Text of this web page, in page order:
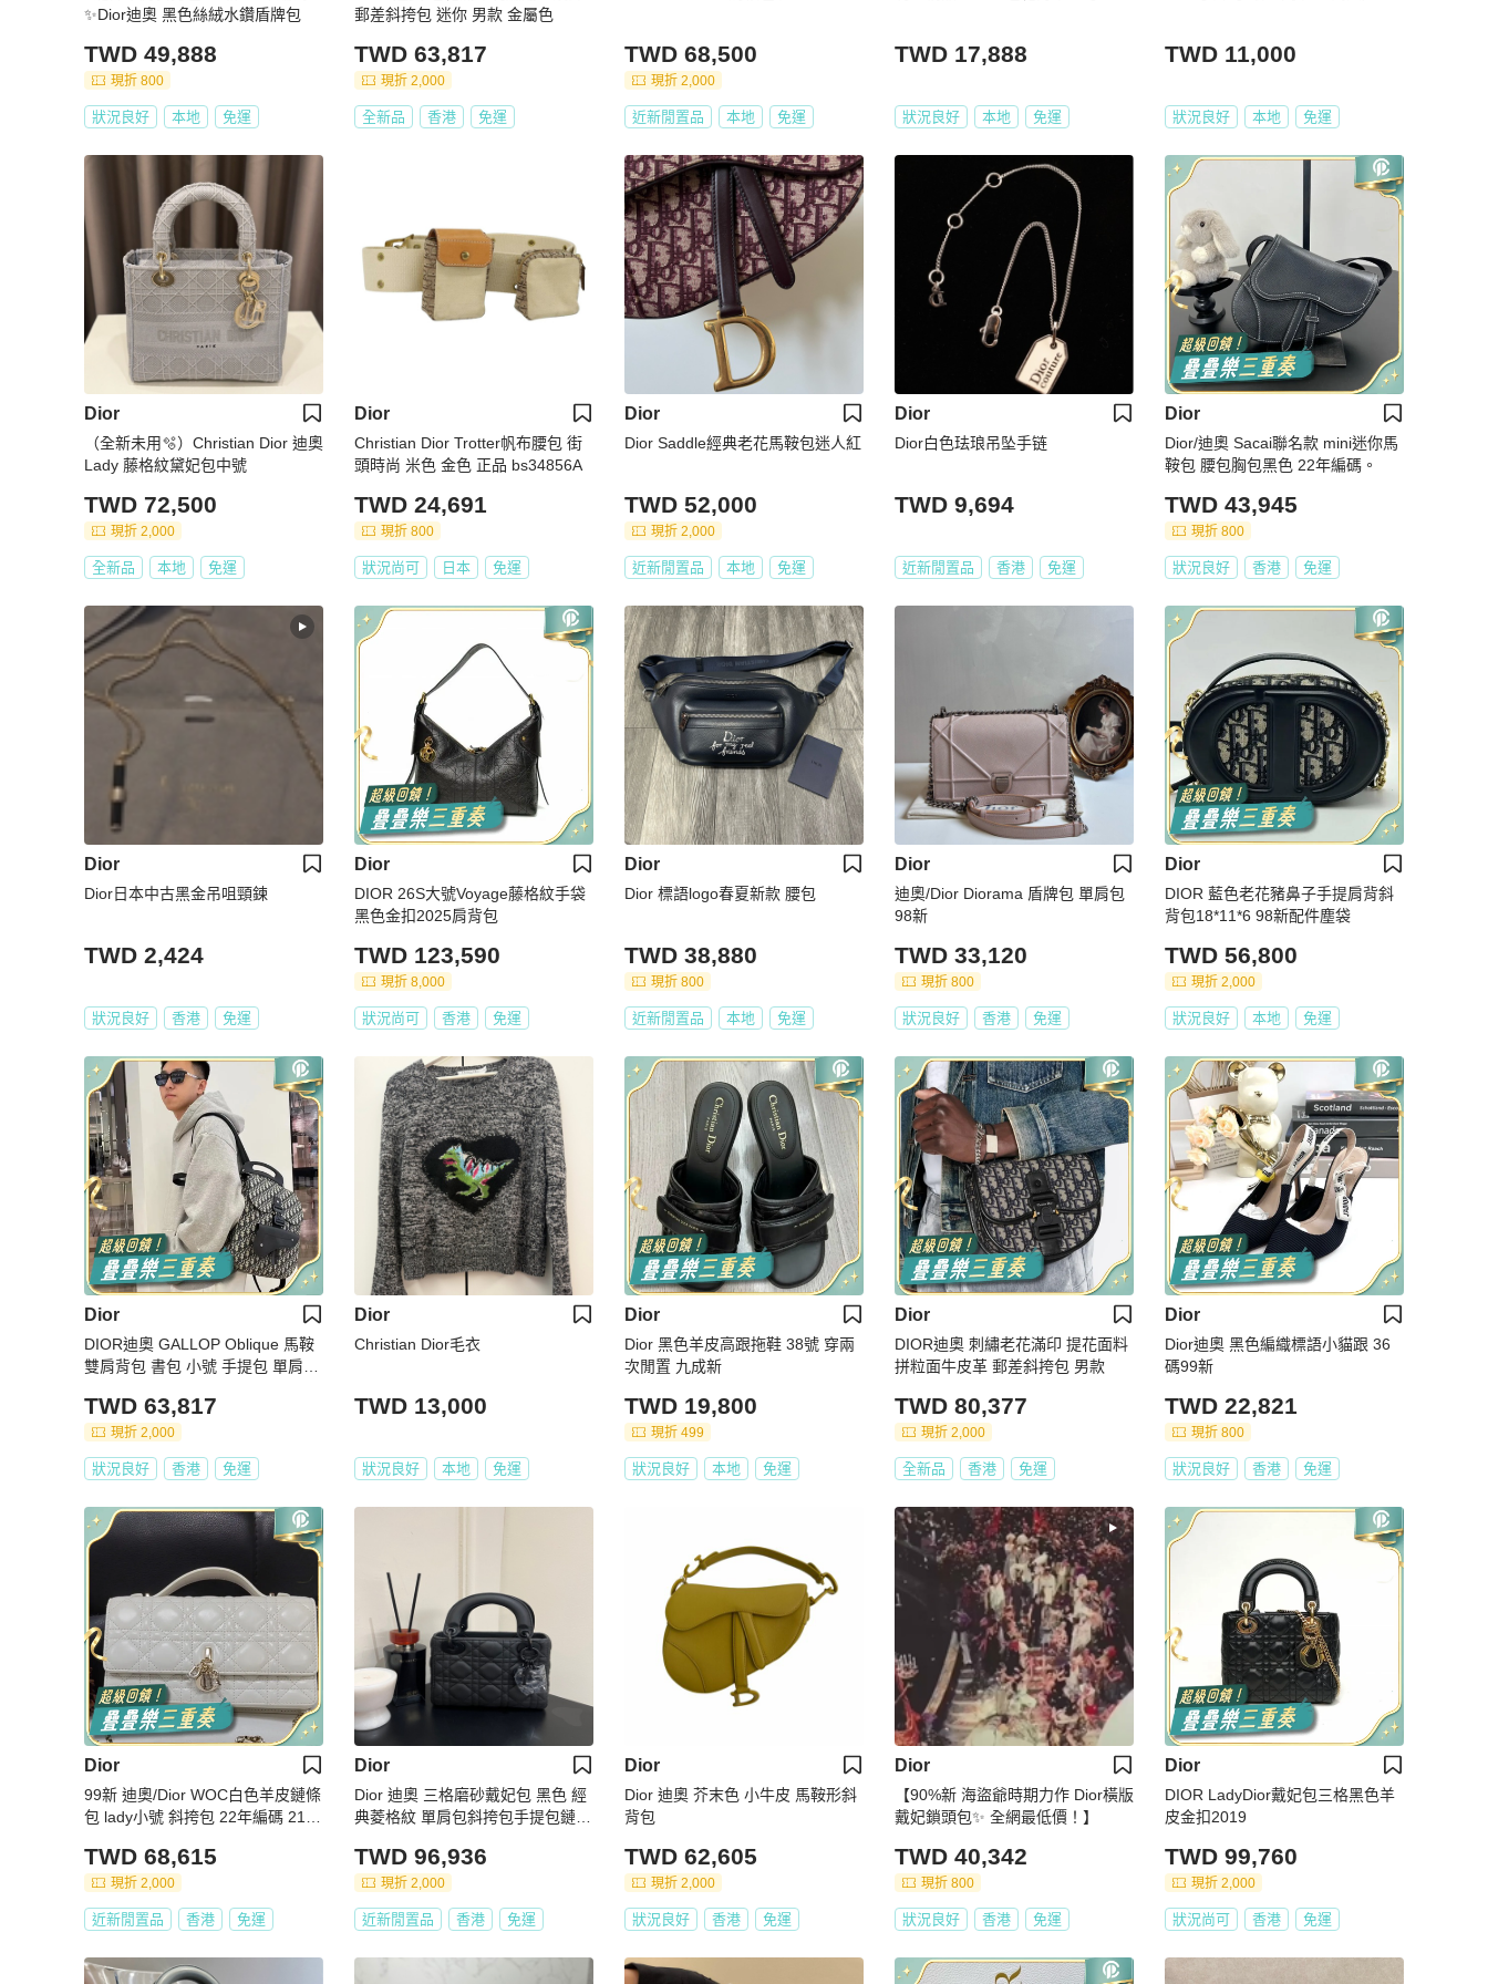
✨Dior迪奧 黑色絲絨水鑽盾牌包
TWD 49,888
現折 800
狀況良好 本地 免運
郵差斜挎包 迷你 男款 金屬色
TWD 63,817
現折 2,000
全新品 香港 免運
TWD 68,500
現折 2,000
近新閒置品 本地 免運
TWD 17,888
狀況良好 本地 免運
TWD 11,000
狀況良好 本地 免運
Dior
（全新未用🫧）Christian Dior 迪奧
Lady 藤格紋黛妃包中號
TWD 72,500
現折 2,000
全新品 本地 免運
Dior
Christian Dior Trotter帆布腰包 街
頭時尚 米色 金色 正品 bs34856A
TWD 24,691
現折 800
狀況尚可 日本 免運
Dior
Dior Saddle經典老花馬鞍包迷人紅
TWD 52,000
現折 2,000
近新閒置品 本地 免運
Dior
Dior白色珐琅吊坠手链
TWD 9,694
近新閒置品 香港 免運
Dior
Dior/迪奧 Sacai聯名款 mini迷你馬
鞍包 腰包胸包黑色 22年編碼。
TWD 43,945
現折 800
狀況良好 香港 免運
Dior
Dior日本中古黑金吊咀頸鍊
TWD 2,424
狀況良好 香港 免運
Dior
DIOR 26S大號Voyage藤格紋手袋
黑色金扣2025肩背包
TWD 123,590
現折 8,000
狀況尚可 香港 免運
Dior
Dior 標語logo春夏新款 腰包
TWD 38,880
現折 800
近新閒置品 本地 免運
Dior
迪奧/Dior Diorama 盾牌包 單肩包
98新
TWD 33,120
現折 800
狀況良好 香港 免運
Dior
DIOR 藍色老花豬鼻子手提肩背斜
背包18*11*6 98新配件塵袋
TWD 56,800
現折 2,000
狀況良好 本地 免運
Dior
DIOR迪奧 GALLOP Oblique 馬鞍
雙肩背包 書包 小號 手提包 單肩包
皮革 尺寸約28*12*40cm
TWD 63,817
現折 2,000
狀況良好 香港 免運
Dior
Christian Dior毛衣
TWD 13,000
狀況良好 本地 免運
Dior
Dior 黑色羊皮高跟拖鞋 38號 穿兩
次閒置 九成新
TWD 19,800
現折 499
狀況良好 本地 免運
Dior
DIOR迪奧 刺繡老花滿印 提花面料
拼粒面牛皮革 郵差斜挎包 男款
TWD 80,377
現折 2,000
全新品 香港 免運
Dior
Dior迪奧 黑色編織標語小貓跟 36
碼99新
TWD 22,821
現折 800
狀況良好 香港 免運
Dior
99新 迪奧/Dior WOC白色羊皮鏈條
包 lady小號 斜挎包 22年編碼 21x1
TWD 68,615
現折 2,000
近新閒置品 香港 免運
Dior
Dior 迪奧 三格磨砂戴妃包 黑色 經
典菱格紋 單肩包斜挎包手提包鏈條
TWD 96,936
現折 2,000
近新閒置品 香港 免運
Dior
Dior 迪奧 芥末色 小牛皮 馬鞍形斜
背包
TWD 62,605
現折 2,000
狀況良好 香港 免運
Dior
【90%新 海盜爺時期力作 Dior橫版
戴妃鎖頭包✨ 全網最低價！】
TWD 40,342
現折 800
狀況良好 香港 免運
Dior
DIOR LadyDior戴妃包三格黑色羊
皮金扣2019
TWD 99,760
現折 2,000
狀況尚可 香港 免運